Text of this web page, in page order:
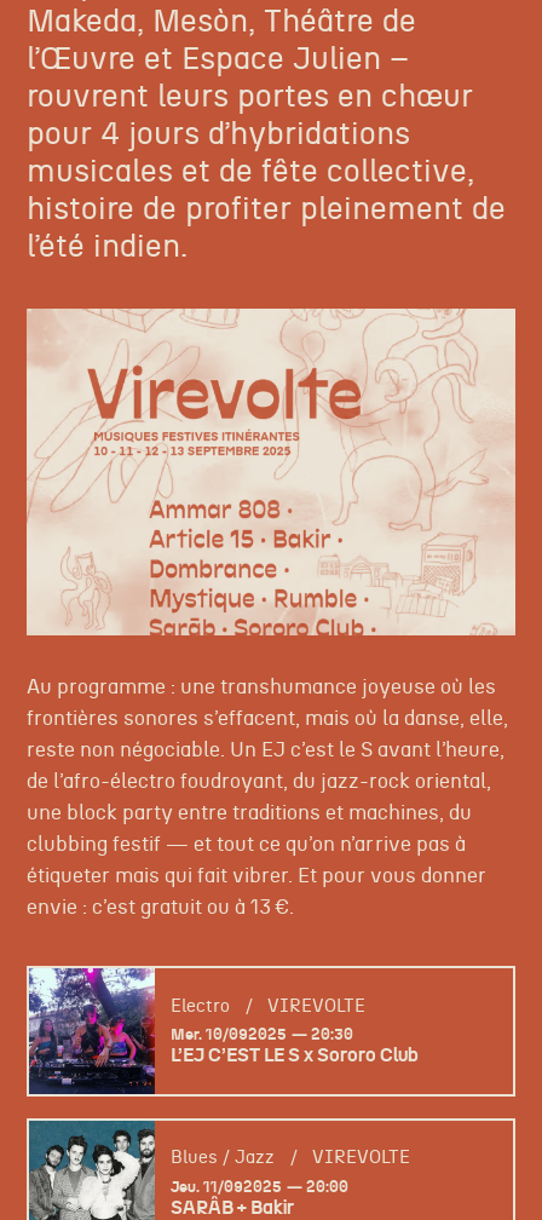
Makeda, Mesòn, Théâtre de
l’Œuvre et Espace Julien –
rouvrent leurs portes en chœur
pour 4 jours d’hybridations
musicales et de fête collective,
histoire de profiter pleinement de
l’été indien.
Au programme : une transhumance joyeuse où les
frontières sonores s’effacent, mais où la danse, elle,
reste non négociable. Un EJ c’est le S avant l’heure,
de l’afro-électro foudroyant, du jazz-rock oriental,
une block party entre traditions et machines, du
clubbing festif — et tout ce qu’on n’arrive pas à
étiqueter mais qui fait vibrer. Et pour vous donner
envie : c’est gratuit ou à 13 €.
Electro / VIREVOLTE
mercredi
Mer. 10/septembre
092025 20:30
L’EJ C’EST LE S x Sororo Club
Blues / Jazz / VIREVOLTE
jeudi
Jeu. 11/septembre
092025 20:00
SARÂB + Bakir